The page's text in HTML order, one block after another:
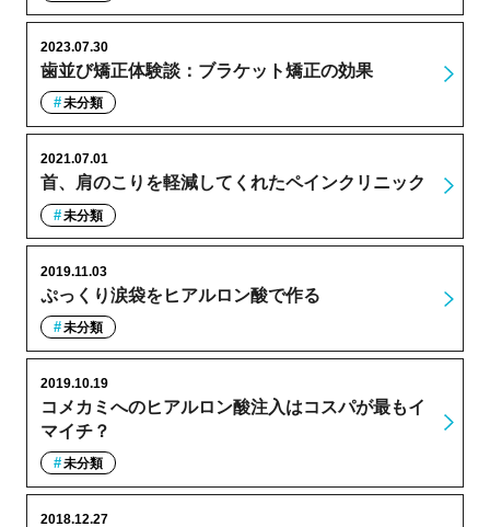
歯並び矯正体験談：ブラケット矯正の効果
2023.07.30
未分類
首、肩のこりを軽減してくれたペインクリニック
2021.07.01
未分類
ぷっくり涙袋をヒアルロン酸で作る
2019.11.03
未分類
コメカミへのヒアルロン酸注入はコスパが最もイ
マイチ？
2019.10.19
未分類
2018.12.27